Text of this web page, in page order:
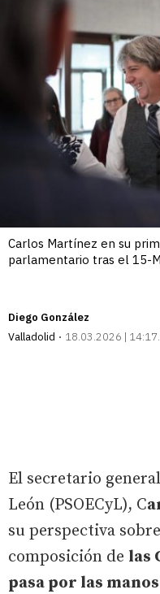
Carlos Martínez en su
parlamentario tras el 15-M
Diego González
Valladolid
18.03.2026 | 14:17
El secretario
León (PSOECyL), C
su perspectiva
composición de las
pasa por las